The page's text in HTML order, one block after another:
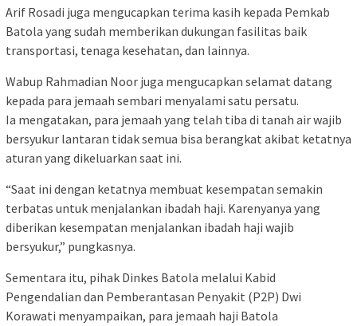
Arif Rosadi juga mengucapkan terima kasih kepada Pemkab
Batola yang sudah memberikan dukungan fasilitas baik
transportasi, tenaga kesehatan, dan lainnya.
Wabup Rahmadian Noor juga mengucapkan selamat datang
kepada para jemaah sembari menyalami satu persatu.
Ia mengatakan, para jemaah yang telah tiba di tanah air wajib
bersyukur lantaran tidak semua bisa berangkat akibat ketatnya
aturan yang dikeluarkan saat ini.
“Saat ini dengan ketatnya membuat kesempatan semakin
terbatas untuk menjalankan ibadah haji. Karenyanya yang
diberikan kesempatan menjalankan ibadah haji wajib
bersyukur,” pungkasnya.
Sementara itu, pihak Dinkes Batola melalui Kabid
Pengendalian dan Pemberantasan Penyakit (P2P) Dwi
Korawati menyampaikan, para jemaah haji Batola